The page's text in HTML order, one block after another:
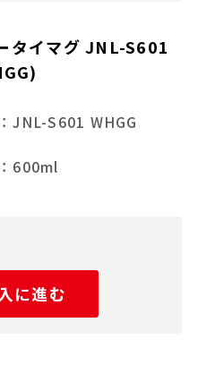
タイマグ JNL-S601
：JNL-S601 WHGG
：600ml
に進む